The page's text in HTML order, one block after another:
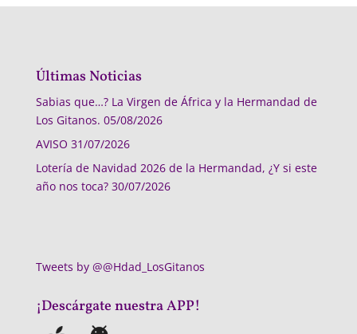
Últimas Noticias
Sabias que…? La Virgen de África y la Hermandad de
Los Gitanos. 05/08/2026
AVISO 31/07/2026
Lotería de Navidad 2026 de la Hermandad, ¿Y si este
año nos toca? 30/07/2026
Tweets by @@Hdad_LosGitanos
¡Descárgate nuestra APP!